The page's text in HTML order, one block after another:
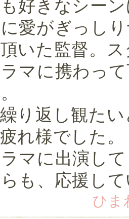
好きなシー
愛がぎっし
いた監督。
マに携わっ
り返し観た
れ様でした。
マに出演し
も、応援し
ひま